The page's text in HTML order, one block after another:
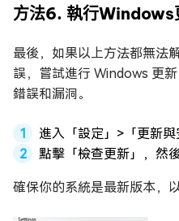
方法6. 執行Windows
最後，如果以上方法都無法
誤，嘗試進行 Windows 更
錯誤和漏洞。
進入「設定」>「更新與
點擊「檢查更新」，然
確保你的系統是最新版本，